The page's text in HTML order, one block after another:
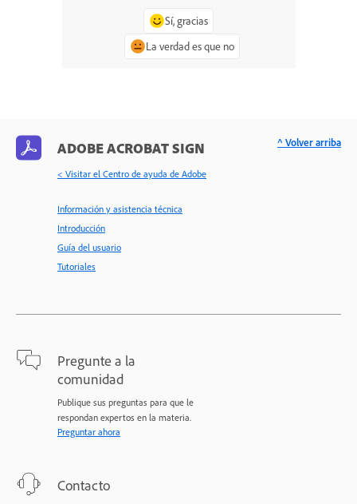
Sí, gracias
La verdad es que no
ADOBE ACROBAT SIGN
< Visitar el Centro de ayuda de Adobe
Información y asistencia técnica
Introducción
Guía del usuario
Tutoriales
Pregunte a la
comunidad
Publique sus preguntas para que le
respondan expertos en la materia.
Preguntar ahora
Contacto
^ Volver arriba